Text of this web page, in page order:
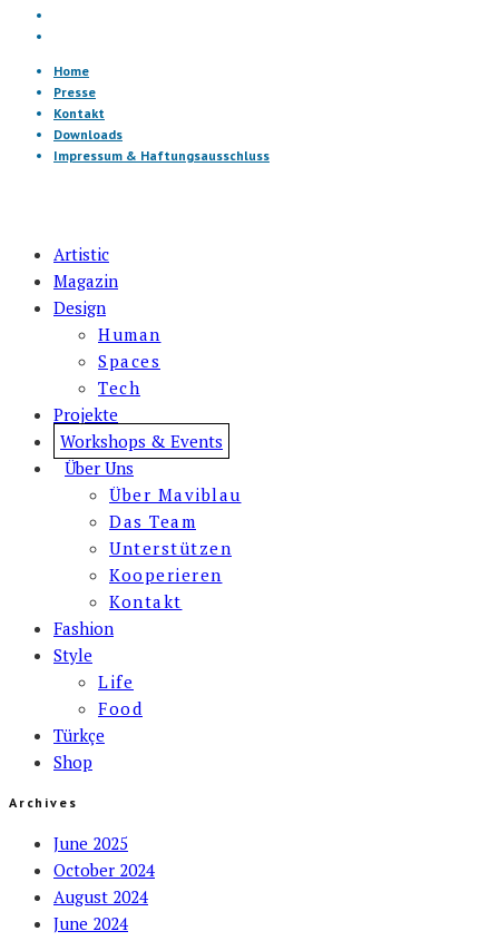
Home
Presse
Kontakt
Downloads
Impressum & Haftungsausschluss
Artistic
Magazin
Design
Human
Spaces
Tech
Projekte
Workshops & Events
Über Uns
Über Maviblau
Das Team
Unterstützen
Kooperieren
Kontakt
Fashion
Style
Life
Food
Türkçe
Shop
Archives
June 2025
October 2024
August 2024
June 2024